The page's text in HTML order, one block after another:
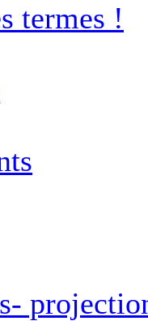
termes !